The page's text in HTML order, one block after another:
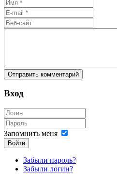
Вход
Запомнить меня
Войти
Забыли пароль?
Забыли логин?